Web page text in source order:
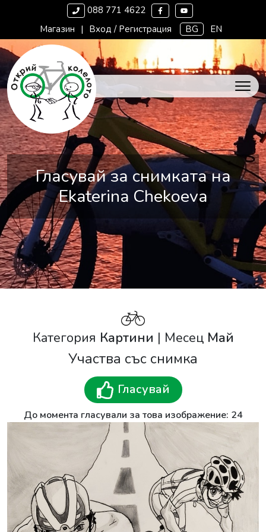
088 771 4622
Магазин | Вход / Регистрация BG EN
Гласувай за снимката на
Ekaterina Chekoeva
Категория Картини | Месец Май
Участва със снимка
Гласувай
До момента гласували за това изображение: 24